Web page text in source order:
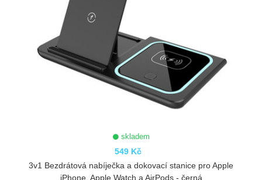
skladem
549 Kč
3v1 Bezdrátová nabíječka a dokovací stanice pro Apple
iPhone, Apple Watch a AirPods - černá